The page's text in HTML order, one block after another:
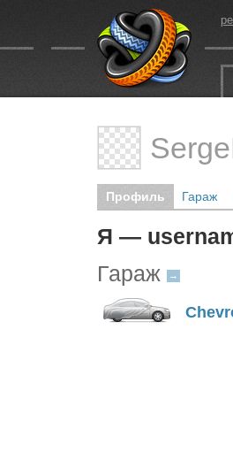
Профиль Гараж
Я —
Гараж
→